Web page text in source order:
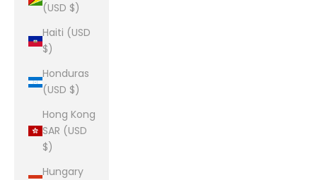
(USD $)
Haiti (USD
$)
Honduras
(USD $)
Hong Kong
SAR (USD
$)
Hungary